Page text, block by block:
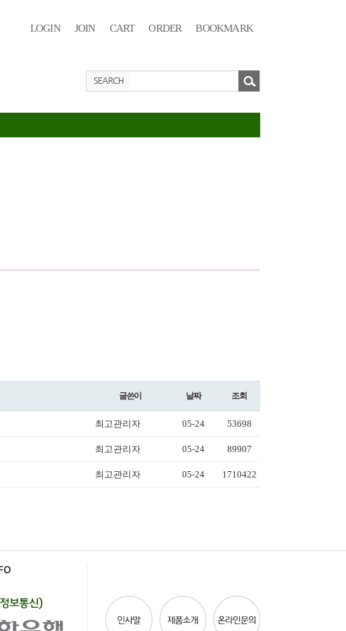
BOOKMARK
ORDER
CART
JOIN
LOGIN
글쓴이 날짜 조회
최고관리자 05-24 53698
최고관리자 05-24 89907
최고관리자 05-24 1710422